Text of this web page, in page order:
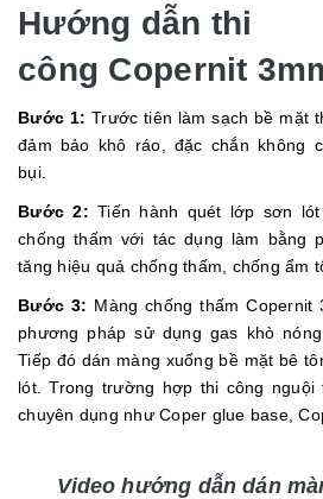
Hướng dẫn thi
công Copernit
Bước 1: Trước tiên làm sạch bề mặt
đảm bảo khô ráo, đặc chắn không
bụi.
Bước 2: Tiến hành quét lớp sơn
chống thấm với tác dụng làm bằng
tăng hiệu quả chống thấm, chống ẩm
Bước 3: Màng chống thấm
phương pháp sử dụng gas khò
Tiếp đó dán màng xuống bề mặt bê
lót. Trong trường hợp thi công
chuyên dụng như Coper glue base,
Video hướng dẫn dán